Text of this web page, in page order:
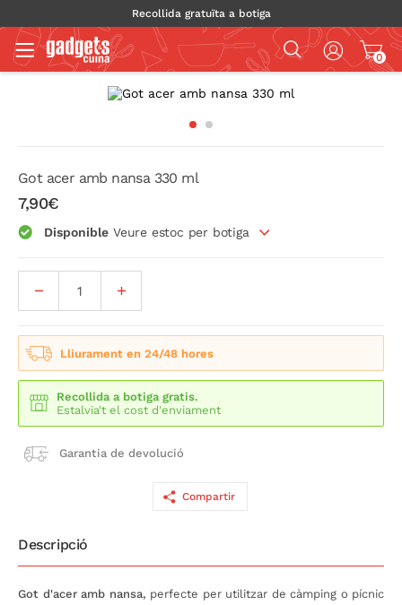
Recollida gratuïta a botiga
0
Got acer amb nansa 330 ml
7,90€
Disponible Veure estoc per botiga
Lliurament en 24/48 hores
Recollida a botiga gratis.
Estalvia't el cost d'enviament
Garantia de devolució
Compartir
Descripció
Got d'acer amb nansa, perfecte per utilitzar de càmping o pícnic